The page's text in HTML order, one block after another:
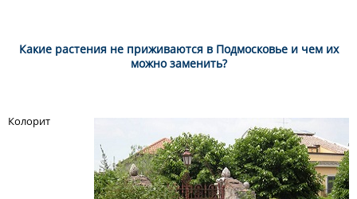
Какие растения не приживаются в Подмосковье и чем их
можно заменить?
Колорит